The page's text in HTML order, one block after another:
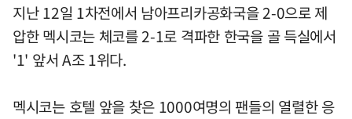
지난 12일 1차전에서 남아프리카공화국을 2-0으로 제
압한 멕시코는 체코를 2-1로 격파한 한국을 골 득실에서
'1' 앞서 A조 1위다.
멕시코는 호텔 앞을 찾은 1000여명의 팬들의 열렬한 응